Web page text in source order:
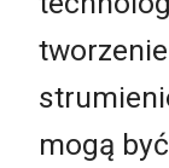
mogą